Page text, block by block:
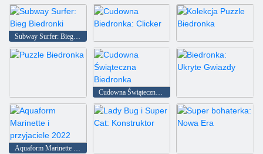
Biedronka idzie na zakupy
Biedronka Mecz pamięci
Subway Surfer: Bieg Biedronki
Cudowna Biedronka: Clicker
Kolekcja Puzzle Biedronka
Puzzle Biedronka
Cudowna Świąteczna Biedronka
Biedronka: Ukryte Gwiazdy
Aquaform Marinette i przyjaciele 2022